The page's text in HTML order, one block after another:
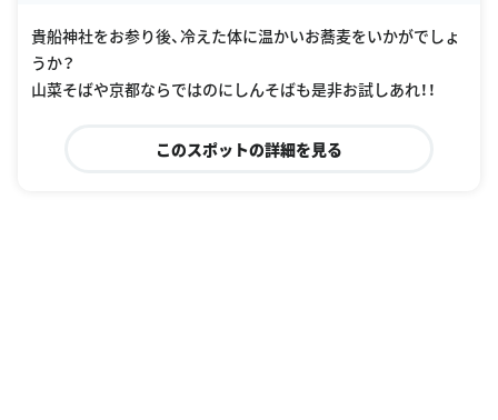
貴船神社をお参り後、冷えた体に温かいお蕎麦をいかがでしょ
うか？
山菜そばや京都ならではのにしんそばも是非お試しあれ！！
このスポットの詳細を見る